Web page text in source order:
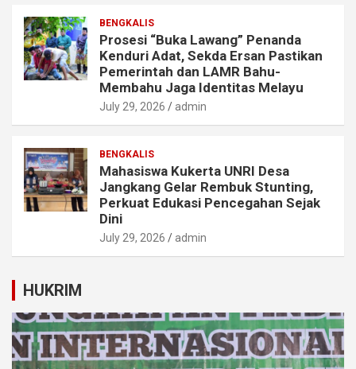
BENGKALIS
Prosesi “Buka Lawang” Penanda
Kenduri Adat, Sekda Ersan Pastikan
Pemerintah dan LAMR Bahu-
Membahu Jaga Identitas Melayu
July 29, 2026 admin
BENGKALIS
Mahasiswa Kukerta UNRI Desa
Jangkang Gelar Rembuk Stunting,
Perkuat Edukasi Pencegahan Sejak
Dini
July 29, 2026 admin
HUKRIM